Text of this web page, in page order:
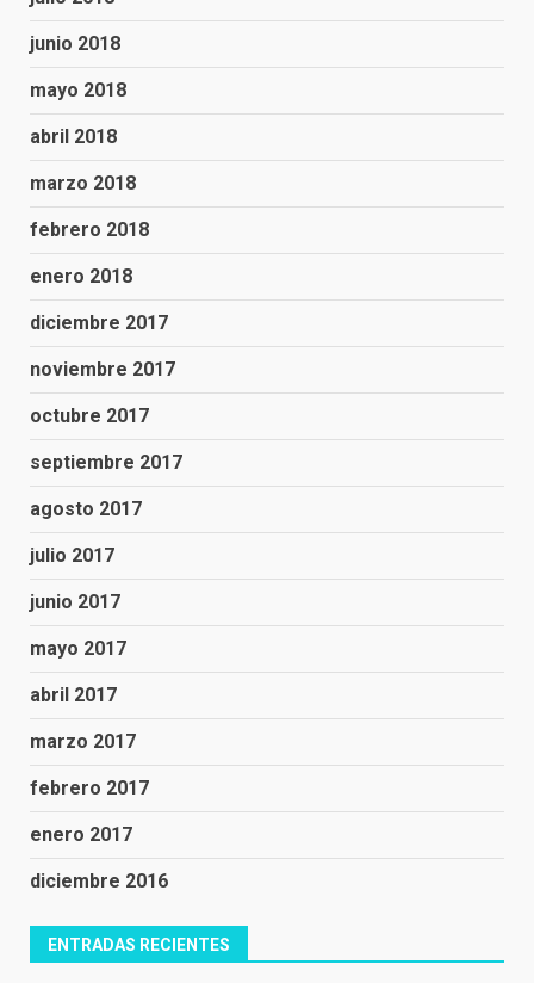
junio 2018
mayo 2018
abril 2018
marzo 2018
febrero 2018
enero 2018
diciembre 2017
noviembre 2017
octubre 2017
septiembre 2017
agosto 2017
julio 2017
junio 2017
mayo 2017
abril 2017
marzo 2017
febrero 2017
enero 2017
diciembre 2016
ENTRADAS RECIENTES